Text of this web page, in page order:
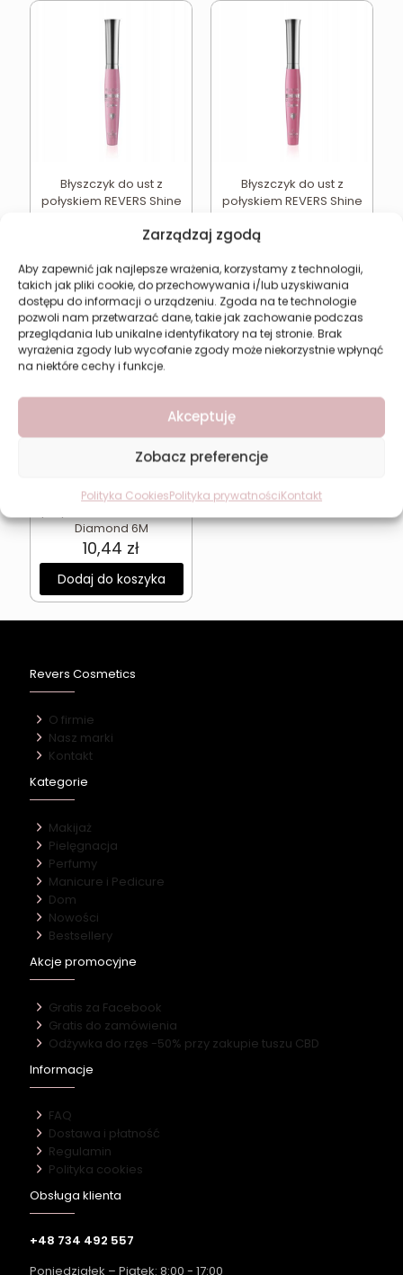
Zarządzaj zgodą
Aby zapewnić jak najlepsze wrażenia, korzystamy z technologii,
takich jak pliki cookie, do przechowywania i/lub uzyskiwania
dostępu do informacji o urządzeniu. Zgoda na te technologie
pozwoli nam przetwarzać dane, takie jak zachowanie podczas
przeglądania lub unikalne identyfikatory na tej stronie. Brak
wyrażenia zgody lub wycofanie zgody może niekorzystnie wpłynąć
na niektóre cechy i funkcje.
Akceptuję
Zobacz preferencje
Polityka CookiesPolityka prywatnościKontakt
Błyszczyk do ust z
połyskiem REVERS Shine
Dodaj do koszyka
Błyszczyk do ust z
połyskiem REVERS Shine
Dodaj do koszyka
Błyszczyk do ust z
Diamond 6M
10,44 zł
Dodaj do koszyka
Revers Cosmetics
O firmie
Nasz marki
Kontakt
Kategorie
Makijaż
Pielęgnacja
Perfumy
Manicure i Pedicure
Dom
Nowości
Bestsellery
Akcje promocyjne
Gratis za Facebook
Gratis do zamówienia
Odżywka do rzęs -50% przy zakupie tuszu CBD
Informacje
FAQ
Dostawa i płatność
Regulamin
Polityka cookies
Obsługa klienta
+48 734 492 557
Poniedziałek – Piątek: 8:00 - 17:00